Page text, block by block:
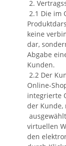
2.
2.1 Die im
keine
dar,
Abgabe
Kunden.
2.2 Der
Online-
integrierte
der Kunde,
virtuellen
den